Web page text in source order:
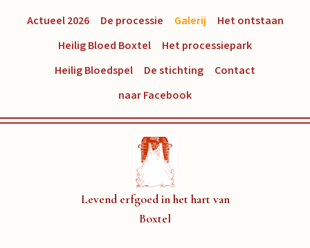
Actueel 2026 De processie Galerij
Het ontstaan
Heilig Bloed Boxtel
Het processiepark
Heilig Bloedspel
De stichting
Contact
naar Facebook
Levend erfgoed in het hart van
Boxtel